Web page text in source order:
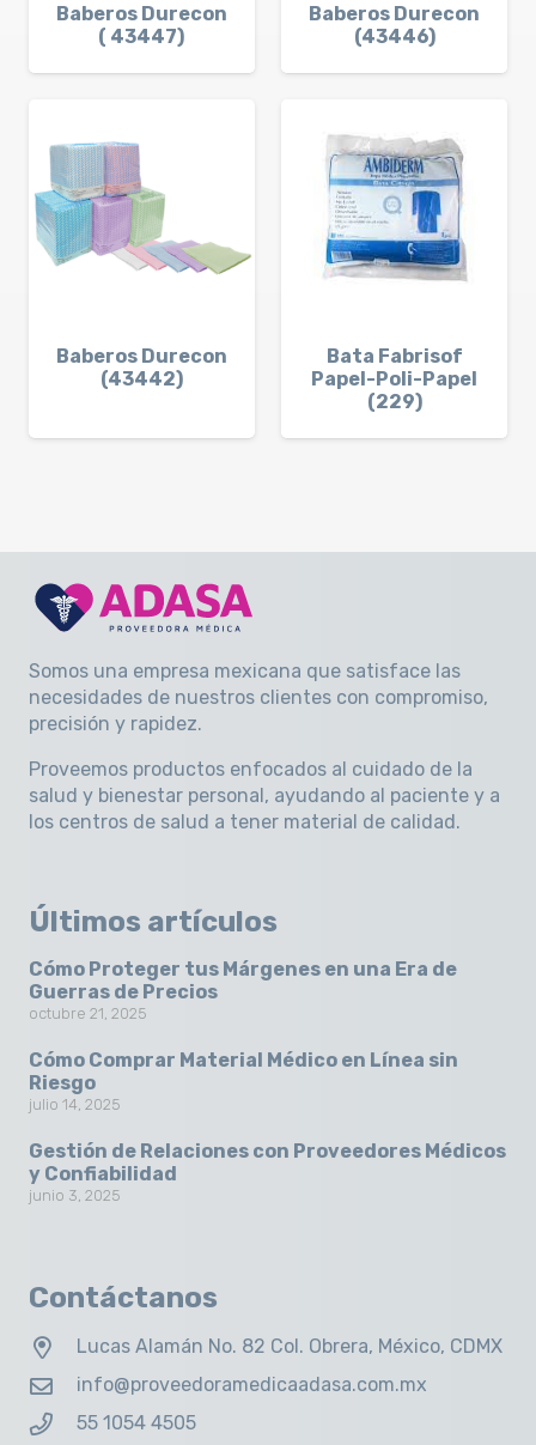
Baberos Durecon
( 43447)
Baberos Durecon
(43446)
Baberos Durecon
(43442)
Bata Fabrisof
Papel-Poli-Papel
(229)
Somos una empresa mexicana que satisface las
necesidades de nuestros clientes con compromiso,
precisión y rapidez.
Proveemos productos enfocados al cuidado de la
salud y bienestar personal, ayudando al paciente y a
los centros de salud a tener material de calidad.
Últimos artículos
Cómo Proteger tus Márgenes en una Era de
Guerras de Precios
octubre 21, 2025
Cómo Comprar Material Médico en Línea sin
Riesgo
julio 14, 2025
Gestión de Relaciones con Proveedores Médicos
y Confiabilidad
junio 3, 2025
Contáctanos
Lucas Alamán No. 82 Col. Obrera, México, CDMX
info@proveedoramedicaadasa.com.mx
55 1054 4505